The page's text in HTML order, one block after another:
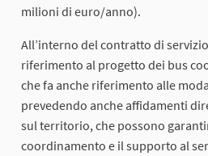
milioni di euro/anno).
All’interno del contratto di
riferimento al progetto dei bus
che fa anche riferimento alle
prevedendo anche affidamenti
sul territorio, che possono
coordinamento e il supporto al